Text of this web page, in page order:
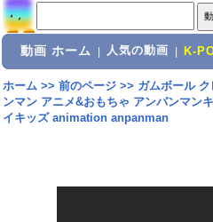
動画 ホーム 人気の動画 K-
ホーム>> 前のページ>> ガムボール
ンマン アニメ&おもちゃ アンパンマン
イキッズ animation anpanman